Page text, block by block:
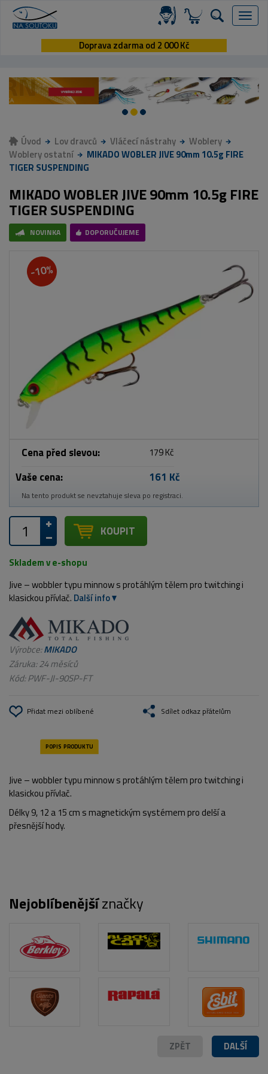
Menu
Doprava zdarma od 2 000 Kč
Úvod Lov dravců Vláčecí nástrahy
Woblery
Woblery ostatní
MIKADO WOBLER JIVE 90mm 10.5g FIRE
TIGER SUSPENDING
MIKADO WOBLER JIVE 90mm 10.5g FIRE
TIGER SUSPENDING
NOVINKA DOPORUČUJEME
-10%
Cena před slevou: 179 Kč
Vaše cena: 161 Kč
Na tento produkt se nevztahuje sleva po registraci.
KOUPIT
Skladem v e-shopu
Jive – wobbler typu minnow s protáhlým tělem pro twitching i
klasickou přívlač. Další info
Výrobce:MIKADO
Záruka: 24 měsíců
Kód:PWF-JI-90SP-FT
Přidat mezi oblíbené Sdílet odkaz přátelům
POPIS PRODUKTU
Jive – wobbler typu minnow s protáhlým tělem pro twitching i
klasickou přívlač.
Délky 9, 12 a 15 cm s magnetickým systémem pro delší a
přesnější hody.
Nejoblíbenějšíznačky
DALŠÍ
ZPĚT